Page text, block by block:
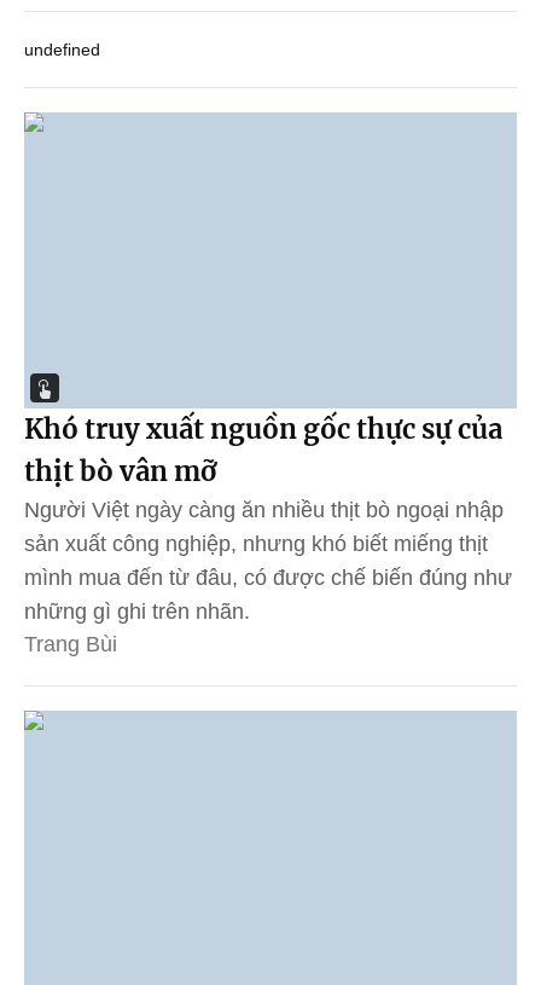
undefined
Khó truy xuất nguồn gốc thực sự của
thịt bò vân mỡ
Người Việt ngày càng ăn nhiều thịt bò ngoại nhập
sản xuất công nghiệp, nhưng khó biết miếng thịt
mình mua đến từ đâu, có được chế biến đúng như
những gì ghi trên nhãn.
Trang Bùi